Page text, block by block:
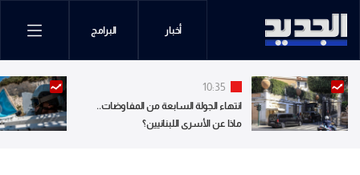
أخبار البرامج
10:35
انتهاء الجولة السابعة من المفاوضات..
ماذا عن الأسرى اللبنانيين؟